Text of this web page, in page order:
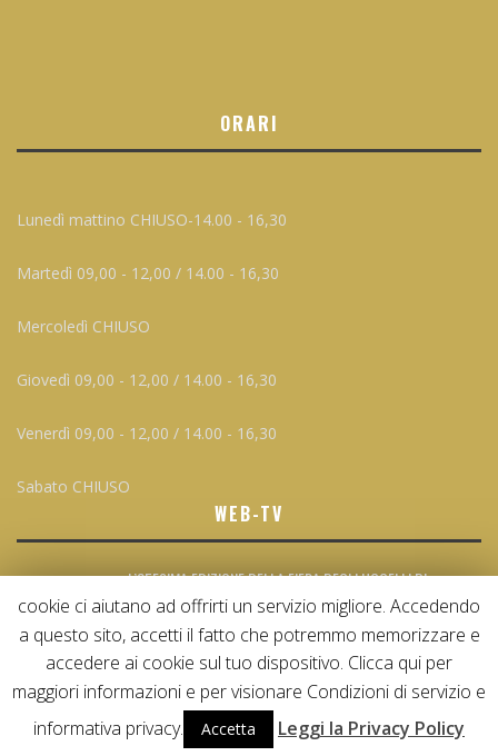
ORARI
Lunedì mattino CHIUSO-14.00 - 16,30
Martedì 09,00 - 12,00 / 14.00 - 16,30
Mercoledì CHIUSO
Giovedì 09,00 - 12,00 / 14.00 - 16,30
Venerdì 09,00 - 12,00 / 14.00 - 16,30
Sabato CHIUSO
WEB-TV
L’85ESIMA EDIZIONE DELLA FIERA DEGLI UCCELLI DI
ALMENNO A CURA DI FEDERCACCIA
5 Settembre 2019
COPYRIGHT ©, ALL RIGHTS RESERVED.
cookie ci aiutano ad offrirti un servizio migliore. Accedendo
a questo sito, accetti il fatto che potremmo memorizzare e
accedere ai cookie sul tuo dispositivo. Clicca qui per
maggiori informazioni e per visionare Condizioni di servizio e
informativa privacy.
Accetta Leggi la Privacy Policy